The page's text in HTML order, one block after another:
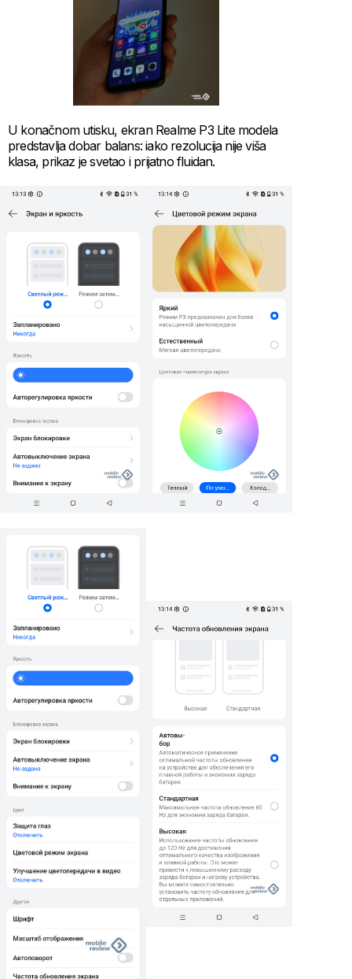
U konačnom utisku, ekran Realme P3 Lite modela
predstavlja dobar balans: iako rezolucija nije viša
klasa, prikaz je svetao i prijatno fluidan.